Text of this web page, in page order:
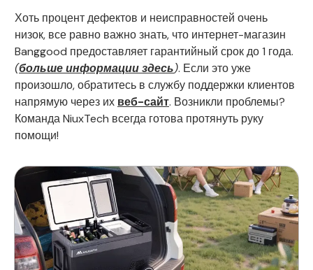
Хоть процент дефектов и неисправностей очень
низок, все равно важно знать, что интернет-магазин
Banggood предоставляет гарантийный срок до 1 года.
(больше информации здесь). Если это уже
произошло, обратитесь в службу поддержки клиентов
напрямую через их веб-сайт. Возникли проблемы?
Команда NiuxTech всегда готова протянуть руку
помощи!